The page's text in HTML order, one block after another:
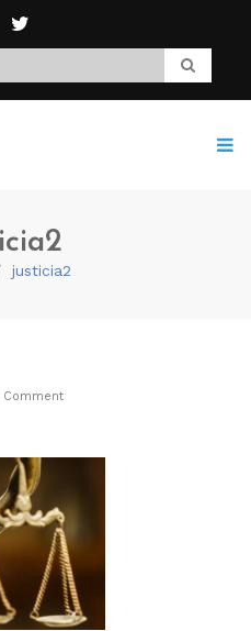
justicia2
Comment